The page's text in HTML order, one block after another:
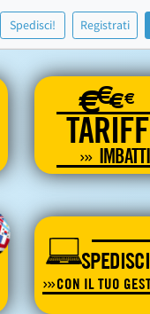
Spedisci! Registrati
€€€€
SPEDISCI
CON IL TUO